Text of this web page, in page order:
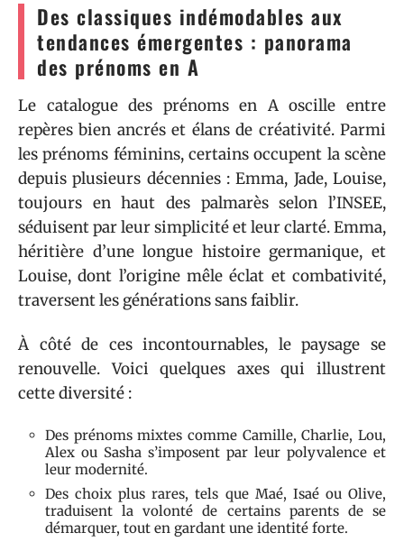
Des classiques indémodables aux
tendances émergentes : panorama
des prénoms en A
Le catalogue des prénoms en A oscille entre
repères bien ancrés et élans de créativité. Parmi
les prénoms féminins, certains occupent la scène
depuis plusieurs décennies : Emma, Jade, Louise,
toujours en haut des palmarès selon l’INSEE,
séduisent par leur simplicité et leur clarté. Emma,
héritière d’une longue histoire germanique, et
Louise, dont l’origine mêle éclat et combativité,
traversent les générations sans faiblir.
À côté de ces incontournables, le paysage se
renouvelle. Voici quelques axes qui illustrent
cette diversité :
Des prénoms mixtes comme Camille, Charlie, Lou,
Alex ou Sasha s’imposent par leur polyvalence et
leur modernité.
Des choix plus rares, tels que Maé, Isaé ou Olive,
traduisent la volonté de certains parents de se
démarquer, tout en gardant une identité forte.